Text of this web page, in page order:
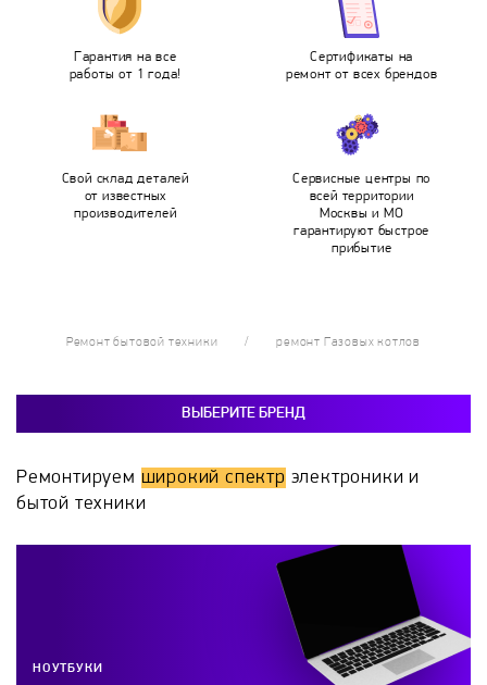
Гарантия на все
работы от 1 года!
Сертификаты на
ремонт от всех брендов
Свой склад деталей
от известных
производителей
Сервисные центры по
всей территории
Москвы и МО
гарантируют быстрое
прибытие
Ремонт бытовой техники ремонт Газовых котлов
ВЫБЕРИТЕ БРЕНД
Ремонтируем широкий спектр электроники и
бытой техники
НОУТБУКИ